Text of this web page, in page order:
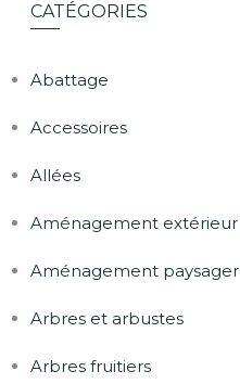
CATÉGORIES
Abattage
Accessoires
Allées
Aménagement extérieur
Aménagement paysager
Arbres et arbustes
Arbres fruitiers